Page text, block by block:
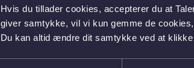
Hvis du tillader cookies, accepterer du at
giver samtykke, vil vi kun gemme de
Du kan altid ændre dit samtykke ved at